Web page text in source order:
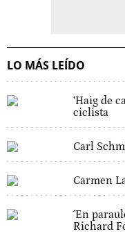
LO MÁS LEÍDO
‘Haig de
ciclista
Carl
Carmen
´En
Richard